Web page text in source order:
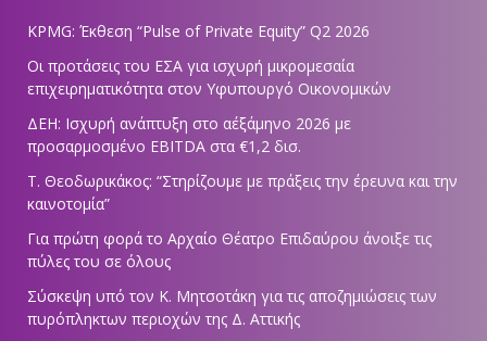
KPMG: Έκθεση “Pulse of Private Equity” Q2 2026
Οι προτάσεις του ΕΣΑ για ισχυρή μικρομεσαία
επιχειρηματικότητα στον Υφυπουργό Οικονομικών
ΔΕΗ: Ισχυρή ανάπτυξη στο α΄εξάμηνο 2026 με
προσαρμοσμένο EBITDA στα €1,2 δισ.
Τ. Θεοδωρικάκος: “Στηρίζουμε με πράξεις την έρευνα και την
καινοτομία”
Για πρώτη φορά το Αρχαίο Θέατρο Επιδαύρου άνοιξε τις
πύλες του σε όλους
Σύσκεψη υπό τον Κ. Μητσοτάκη για τις αποζημιώσεις των
πυρόπληκτων περιοχών της Δ. Αττικής